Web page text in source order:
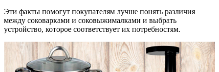
Эти факты помогут покупателям лучше понять различия
между соковарками и соковыжималками и выбрать
устройство, которое соответствует их потребностям.